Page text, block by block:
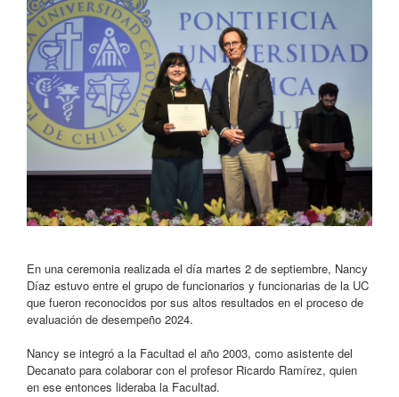
En una ceremonia realizada el día martes 2 de septiembre, Nancy
Díaz estuvo entre el grupo de funcionarios y funcionarias de la UC
que fueron reconocidos por sus altos resultados en el proceso de
evaluación de desempeño 2024.
Nancy se integró a la Facultad el año 2003, como asistente del
Decanato para colaborar con el profesor Ricardo Ramírez, quien
en ese entonces lideraba la Facultad.